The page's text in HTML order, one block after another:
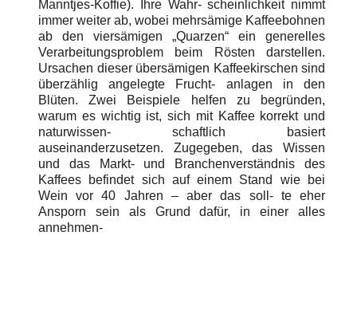
Manntjes-Koffie). Ihre Wahr- scheinlichkeit nimmt
immer weiter ab, wobei mehrsämige Kaffeebohnen
ab den viersämigen „Quarzen“ ein generelles
Verarbeitungsproblem beim Rösten darstellen.
Ursachen dieser übersämigen Kaffeekirschen sind
überzählig angelegte Frucht- anlagen in den
Blüten. Zwei Beispiele helfen zu begründen,
warum es wichtig ist, sich mit Kaffee korrekt und
naturwissen- schaftlich basiert
auseinanderzusetzen. Zugegeben, das Wissen
und das Markt- und Branchenverständnis des
Kaffees befindet sich auf einem Stand wie bei
Wein vor 40 Jahren – aber das soll- te eher
Ansporn sein als Grund dafür, in einer alles
annehmen-